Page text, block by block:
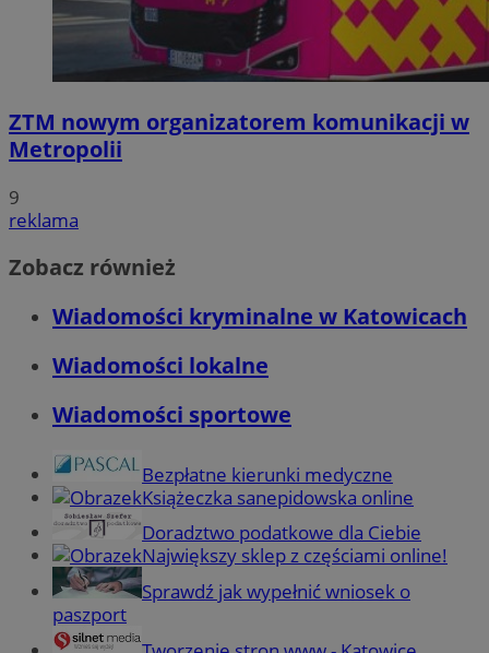
ZTM nowym organizatorem komunikacji w
Metropolii
9
reklama
Zobacz również
Wiadomości kryminalne w Katowicach
Wiadomości lokalne
Wiadomości sportowe
Bezpłatne kierunki medyczne
Książeczka sanepidowska online
Doradztwo podatkowe dla Ciebie
Największy sklep z częściami online!
Sprawdź jak wypełnić wniosek o
paszport